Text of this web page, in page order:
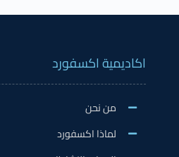
اكاديمية اكسفورد
من نحن
لماذا اكسفورد